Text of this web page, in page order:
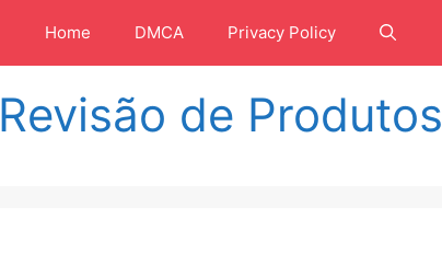
Home DMCA Privacy Policy
Revisão de Produtos